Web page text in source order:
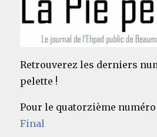
Retrouverez les derniers
pelette !
Pour le quatorzième
Final